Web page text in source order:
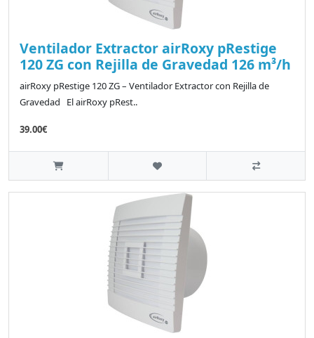
Ventilador Extractor airRoxy pRestige
120 ZG con Rejilla de Gravedad 126 m³/h
airRoxy pRestige 120 ZG – Ventilador Extractor con Rejilla de
Gravedad El airRoxy pRest..
39.00€